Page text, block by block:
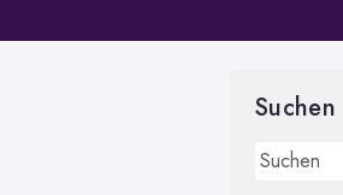
Suchen